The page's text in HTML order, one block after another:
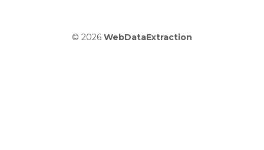
© 2026 WebDataExtraction